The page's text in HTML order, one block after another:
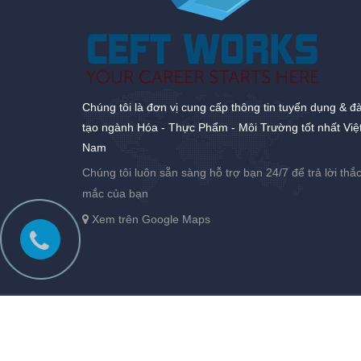
Chúng tôi là đơn vị cung cấp thông tin tuyển dụng &
tạo ngành Hóa - Thực Phẩm - Môi Trường tốt nhất
Nam
Chúng tôi luôn sẵn sàng hỗ trợ bạn 24/7 để trả lời thắc
mắc của bạn
Xem trên Google Maps